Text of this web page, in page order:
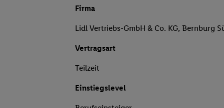
Firma
Lidl Vertriebs-GmbH & Co. KG, Bernburg
Vertragsart
Teilzeit
Einstiegslevel